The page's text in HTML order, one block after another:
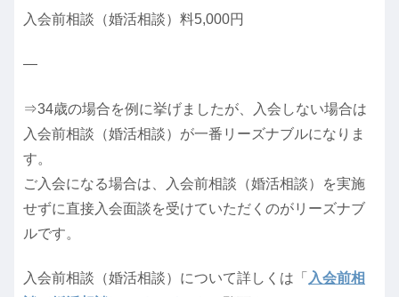
入会前相談（婚活相談）料5,000円
—
⇒34歳の場合を例に挙げましたが、入会しない場合は
入会前相談（婚活相談）が一番リーズナブルになりま
す。
ご入会になる場合は、入会前相談（婚活相談）を実施
せずに直接入会面談を受けていただくのがリーズナブ
ルです。
入会前相談（婚活相談）について詳しくは「 入会前相